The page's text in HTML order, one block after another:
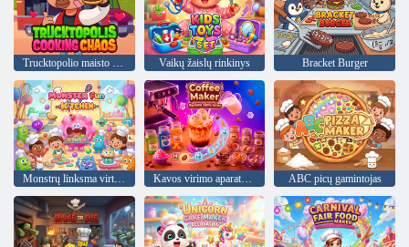
Trucktopolio maisto gaminimo chaosas Vaikų žaislų rinkinys Bracket Burger
Monstrų linksma virtuvė Kavos virimo aparatas - Barista simuliatorius ABC picų gamintojas